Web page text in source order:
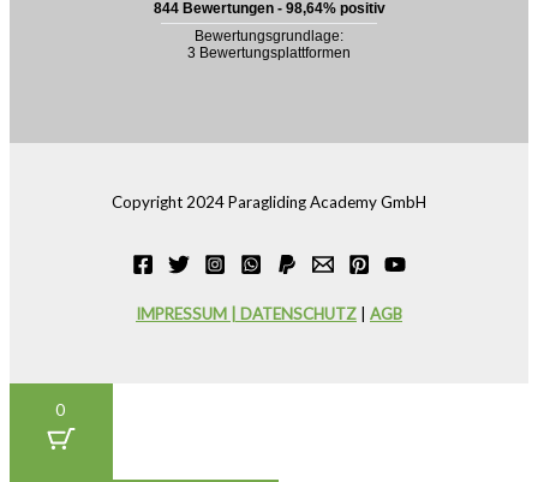
Copyright 2024 Paragliding Academy GmbH
IMPRESSUM | DATENSCHUTZ | AGB
0